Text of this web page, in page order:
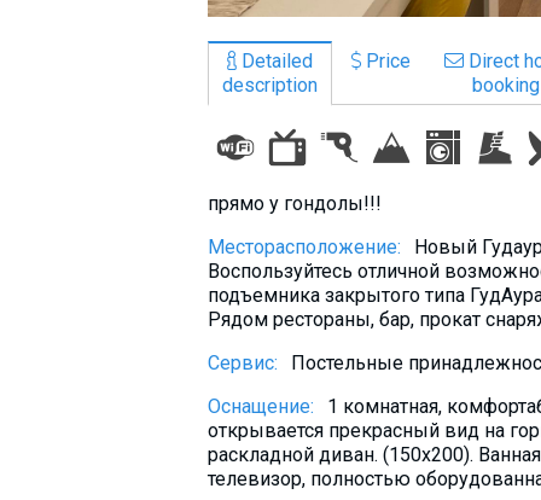
Detailed
description
Price
Direct
booking
прямо у гондолы!!!
Месторасположение:
Новый
Воспользуйтесь отличной
подъемника закрытого типа
Рядом рестораны, бар, прокат
Сервис:
Постельные
Оснащение:
1 комнатная,
открывается прекрасный вид на
раскладной диван. (150х200).
телевизор, полностью
About Georgia
What to drink?
Mobile phones
Travel reports